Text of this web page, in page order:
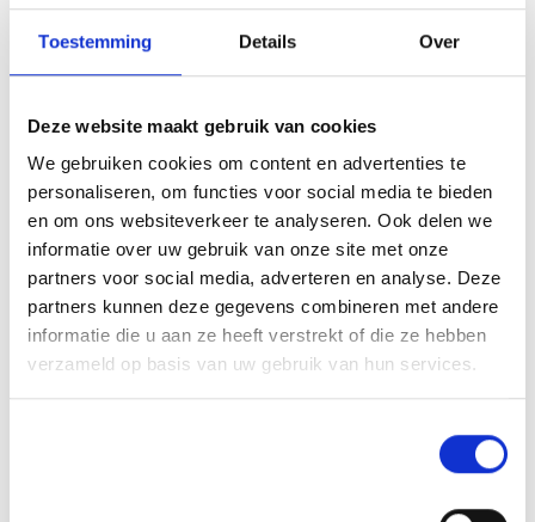
Toestemming Details Over
Deze website maakt gebruik van cookies
We gebruiken cookies om content en advertenties te
personaliseren, om functies voor social media te bieden
en om ons websiteverkeer te analyseren. Ook delen we
informatie over uw gebruik van onze site met onze
partners voor social media, adverteren en analyse. Deze
partners kunnen deze gegevens combineren met andere
informatie die u aan ze heeft verstrekt of die ze hebben
verzameld op basis van uw gebruik van hun services.